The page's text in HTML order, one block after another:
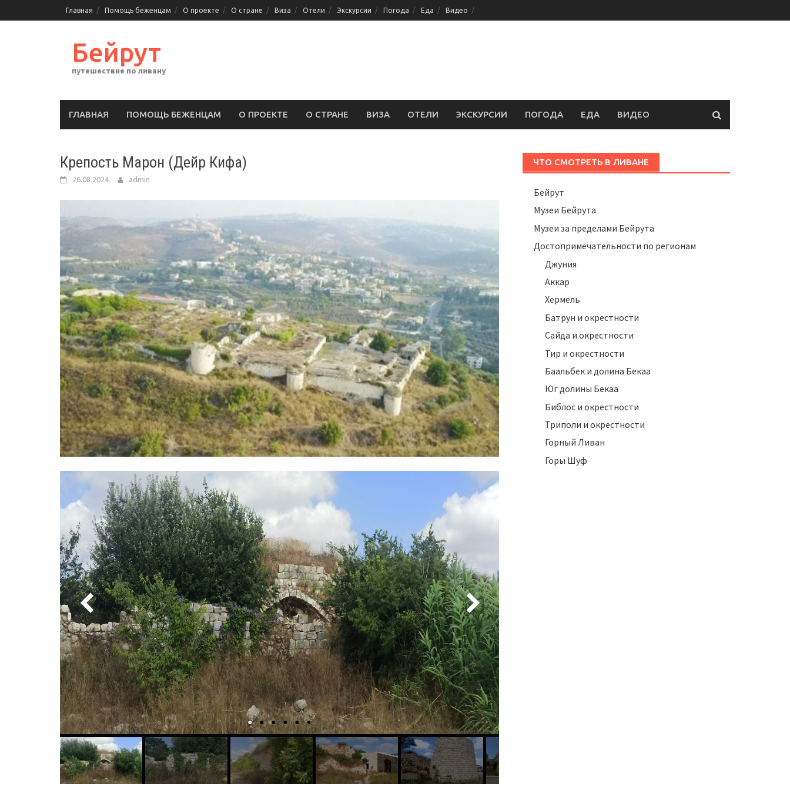
к
Главная Помощь беженцам О проекте О стране Виза Отели Экскурсии Погода Еда Видео
Бейрут
путешествие по ливану
ГЛАВНАЯ ПОМОЩЬ БЕЖЕНЦАМ О ПРОЕКТЕ О СТРАНЕ ВИЗА ОТЕЛИ ЭКСКУРСИИ ПОГОДА ЕДА ВИДЕО
Крепость Марон (Дейр Кифа)
26.08.2024 admin
ЧТО СМОТРЕТЬ В ЛИВАНЕ
Бейрут
Музеи Бейрута
Музеи за пределами Бейрута
Достопримечательности по регионам
Джуния
Аккар
Хермель
Батрун и окрестности
Сайда и окрестности
Тир и окрестности
Баальбек и долина Бекаа
Юг долины Бекаа
Библос и окрестности
Триполи и окрестности
Горный Ливан
Горы Шуф